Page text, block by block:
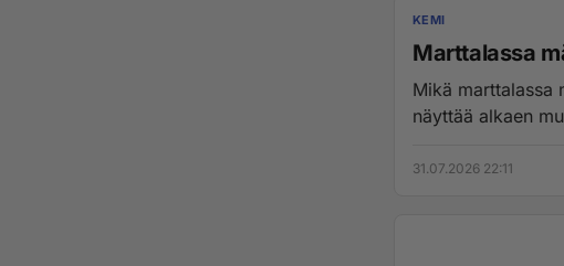
KEMI
Marttalassa
Mikä marttalassa
näyttää alkaen
31.07.2026 22:11